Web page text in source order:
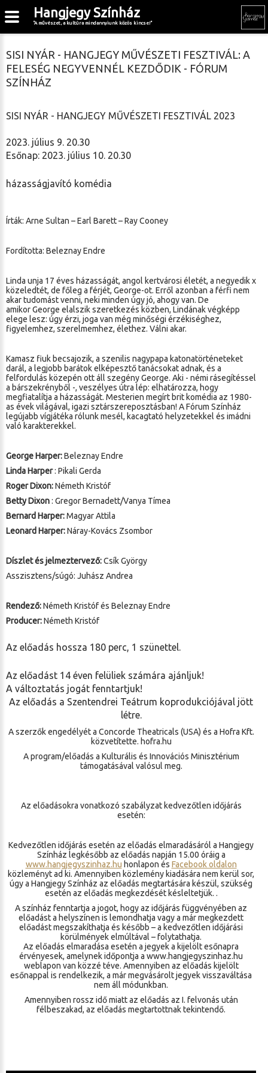
SISI NYÁR - HANGJEGY MŰVÉSZETI FESZTIVÁL: A
FELESÉG NEGYVENNÉL KEZDŐDIK - FÓRUM
SZÍNHÁZ
SISI NYÁR - HANGJEGY MŰVÉSZETI FESZTIVÁL 2023
2023. július 9. 20.30
Esőnap: 2023. július 10. 20.30
házasságjavító komédia
Írták: Arne Sultan – Earl Barett – Ray Cooney
Fordította: Beleznay Endre
Linda unja 17 éves házasságát, angol kertvárosi életét, a negyedik x
közeledtét, de főleg a férjét, George-ot. Erről azonban a férfi nem
akar tudomást venni, neki minden úgy jó, ahogy van. De
amikor George elalszik szeretkezés közben, Lindának végképp
elege lesz: úgy érzi, joga van még minőségi érzékiséghez,
figyelemhez, szerelmemhez, élethez. Válni akar.
Kamasz fiuk becsajozik, a szenilis nagypapa katonatörténeteket
darál, a legjobb barátok elképesztő tanácsokat adnak, és a
felfordulás közepén ott áll szegény George. Aki - némi rásegítéssel
a bárszekrényből -, veszélyes útra lép: elhatározza, hogy
megfiatalítja a házasságát. Mesterien megírt brit komédia az 1980-
as évek világával, igazi sztárszereposztásban! A Fórum Színház
legújabb vígjátéka rólunk mesél, kacagtató helyzetekkel és imádni
való karakterekkel.
George Harper:Beleznay Endre
Linda Harper: Pikali Gerda
Roger Dixon:Németh Kristóf
Betty Dixon: Gregor Bernadett/Vanya Tímea
Bernard Harper:Magyar Attila
Leonard Harper:Náray-Kovács Zsombor
Díszlet és jelmeztervező:Csík György
Asszisztens/súgó: Juhász Andrea
Rendező:Németh Kristóf és Beleznay Endre
Producer:Németh Kristóf
Az előadás hossza 180 perc, 1 szünettel.
Az előadást 14 éven felüliek számára ajánljuk!
A változtatás jogát fenntartjuk!
Az előadás a Szentendrei Teátrum koprodukciójával jött
létre.
A szerzők engedélyét a Concorde Theatricals (USA) és a Hofra Kft.
közvetítette. hofra.hu
A program/előadás a Kulturális és Innovációs Minisztérium
támogatásával valósul meg.
Az előadásokra vonatkozó szabályzat kedvezőtlen időjárás
esetén:
Kedvezőtlen időjárás esetén az előadás elmaradásáról a Hangjegy
Színház legkésőbb az előadás napján 15.00 óráig a
www.hangjegyszinhaz.hu honlapon és Facebook oldalon
közleményt ad ki. Amennyiben közlemény kiadására nem kerül sor,
úgy a Hangjegy Színház az előadás megtartására készül, szükség
esetén az előadás megkezdését késleltetjük. .
A színház fenntartja a jogot, hogy az időjárás függvényében az
előadást a helyszínen is lemondhatja vagy a már megkezdett
előadást megszakíthatja és később – a kedvezőtlen időjárási
körülmények elmúltával – folytathatja.
Az előadás elmaradása esetén a jegyek a kijelölt esőnapra
érvényesek, amelynek időpontja a www.hangjegyszinhaz.hu
weblapon van közzé téve. Amennyiben az előadás kijelölt
esőnappal is rendelkezik, a már megvásárolt jegyek visszaváltása
nem áll módunkban.
Amennyiben rossz idő miatt az előadás az I. felvonás után
félbeszakad, az előadás megtartottnak tekintendő.
Hangjegy Színház
"A művészet, a kultúra mindannyiunk közös kincse!"